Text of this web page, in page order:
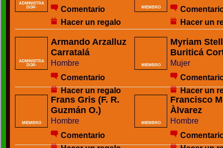
ADMINISTRA
DOR-
Comentario
Hacer un regalo
MIEMBRO
Hacer un
ADMINISTRA
DOR-
Armando Arzalluz
Carratalá
Hombre
Comentario
Hacer un regalo
MIEMBRO
Myriam
Buriticá
Mujer
Hacer un
MIEMBRO
Frans Gris (F. R.
Guzmán O.)
Hombre
Comentario
MIEMBRO
Francisco
Àlvarez
Hombre